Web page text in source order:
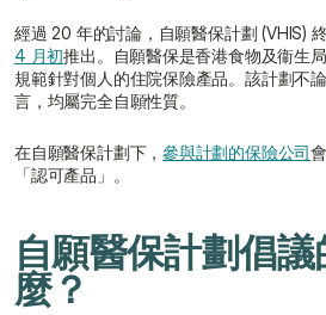
經過 20 年的討論，自願醫保計劃 (VHIS)
4 月初推出。自願醫保是香港食物及衞生
規範針對個人的住院保險產品。該計劃不
言，均屬完全自願性質。
在自願醫保計劃下，參與計劃的保險公司
「認可產品」。
自願醫保計劃倡
麼？